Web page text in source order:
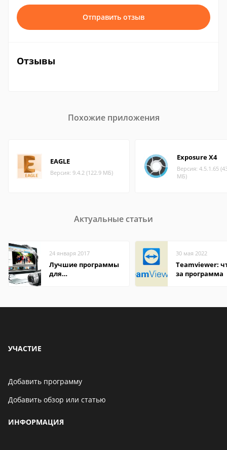
Отправить отзыв
Отзывы
Похожие приложения
EAGLE
Версия: 9.4.2 (122.9 МБ)
Exposure X4
Версия: 4.5.1.65
МБ)
Актуальные статьи
24 января 2017
Лучшие программы
для
30 мая 2022
Teamviewer:
за программа
УЧАСТИЕ
Добавить программу
Добавить обзор или статью
ИНФОРМАЦИЯ